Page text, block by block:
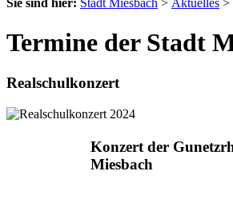
Sie sind hier: Stadt Miesbach > Aktuelles >
Termine der Stadt
Realschulkonzert
Konzert der
Miesbach